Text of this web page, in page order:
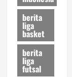
berita
liga
basket
berita
liga
futsal